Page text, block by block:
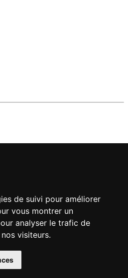
de suivi pour améliorer
vous montrer un
analyser le trafic de
visiteurs.